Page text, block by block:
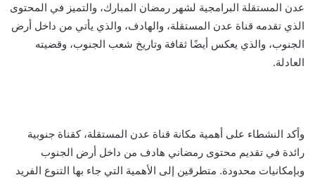
عدن المستقلة البرامجية لشهر رمضان المبارك، والتميز في المحتوى
الذي تقدمه قناة عدن المستقلة، والهادف، والذي يأتي من داخل أرض
الجنوب، والذي يعكس أيضًا ثقافة وتاريخ شعب الجنوب، وقضيته
العادلة.
وأكد النشطاء على أهمية مكانة قناة عدن المستقلة، كقناة جنوبية
رائدة في تقديم محتوى رمضاني هادف من داخل أرض الجنوب
وبإمكانيات محدودة. متطرقين إلى الأهمية التي جاء بها التنوع الفريد